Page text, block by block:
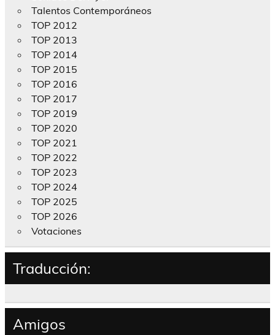
Talentos Contemporáneos
TOP 2012
TOP 2013
TOP 2014
TOP 2015
TOP 2016
TOP 2017
TOP 2019
TOP 2020
TOP 2021
TOP 2022
TOP 2023
TOP 2024
TOP 2025
TOP 2026
Votaciones
Traducción:
Amigos